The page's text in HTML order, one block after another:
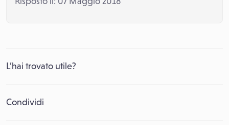
L’hai trovato utile?
Condividi